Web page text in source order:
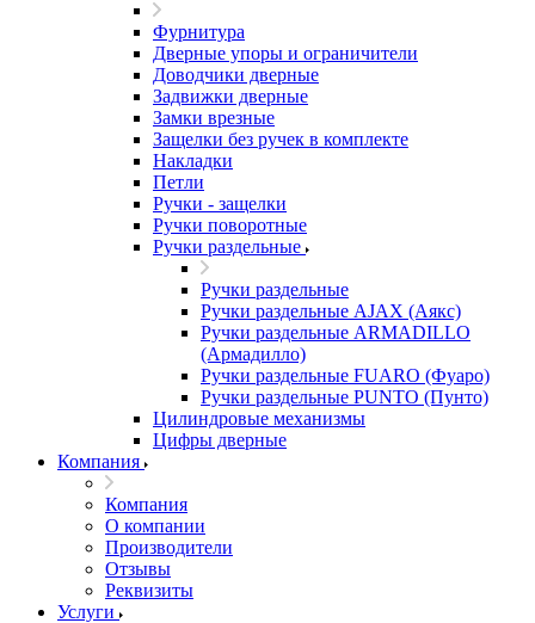
Фурнитура
Дверные упоры и ограничители
Доводчики дверные
Задвижки дверные
Замки врезные
Защелки без ручек в комплекте
Накладки
Петли
Ручки - защелки
Ручки поворотные
Ручки раздельные
Ручки раздельные
Ручки раздельные AJAX (Аякс)
Ручки раздельные ARMADILLO
(Армадилло)
Ручки раздельные FUARO (Фуаро)
Ручки раздельные PUNTO (Пунто)
Цилиндровые механизмы
Цифры дверные
Компания
Компания
О компании
Производители
Отзывы
Реквизиты
Услуги